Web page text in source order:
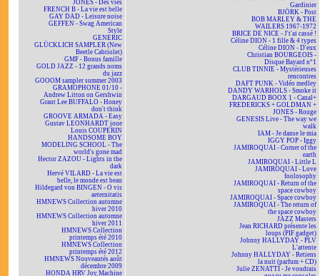
JONES - Des vies
FRENCH B - La vie est belle
GAY DAD - Leisure noise
GEFFEN - Swag American
Style
GENERIC
GLÜCKLICH SAMPLER (New
Beetle Cabriolet)
GMF - Bonus famille
GOLD JAZZ - 12 grands noms
du jazz
GOOOM sampler summer 2003
GRAMOPHONE 01/10 -
Andrew Litton on Gershwin
Grant Lee BUFFALO - Honey
don't think
GROOVE ARMADA - Easy
Gustav LEONHARDT joue
Louis COUPERIN
HANDSOME BOY
MODELING SCHOOL - The
world's gone mad
Hector ZAZOU - Lights in the
dark
Hervé VILARD - La vie est
belle, le monde est beau
Hildegard von BINGEN - O vis
aeternitatis
HMNEWS Collection automne
hiver 2010
HMNEWS Collection automne
hiver 2011
HMNEWS Collection
printemps été 2010
HMNEWS Collection
printemps été 2012
HMNEWS Nouveautés août
décembre 2009
HONDA HRV Joy Machine
Gardinier
BJÖRK - Post
BOB MARLEY & THE
WAILERS 1967-1972
BRICE DE NICE - J't'ai cassé !
Céline DION - 1 fille & 4 types
Céline DION - D'eux
Christian BOURGEOIS -
Disque Bayard n°1
CLUB TINNIE - Mystérieuses
rencontres
DAFT PUNK - Vidéo medley
DANDY WARHOLS - Smoke it
DARGAUD BOOX 1 - Canal+
FREDERICKS + GOLDMAN +
JONES - Rouge
GENESIS Live - The way we
walk
IAM - Je danse le mia
IGGY POP - Iggy
JAMIROQUAI - Corner of the
earth
JAMIROQUAI - Little L
JAMIROQUAI - Love
foolosophy
JAMIROQUAI - Return of the
space cowboy
JAMIROQUAI - Space cowboy
JAMIROQUAI - The return of
the space cowboy
JAZZ Masters
Jean RICHARD présente les
loups (PIF gadget)
Johnny HALLYDAY - PLV
L'attente
Johnny HALLYDAY - Retiens
la nuit (parfum + CD)
Julie ZENATTI - Je voudrais